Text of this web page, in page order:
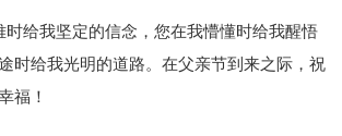
时给我坚定的信念，您在我懵懂时给我醒悟
时给我光明的道路。在父亲节到来之际，祝
福！